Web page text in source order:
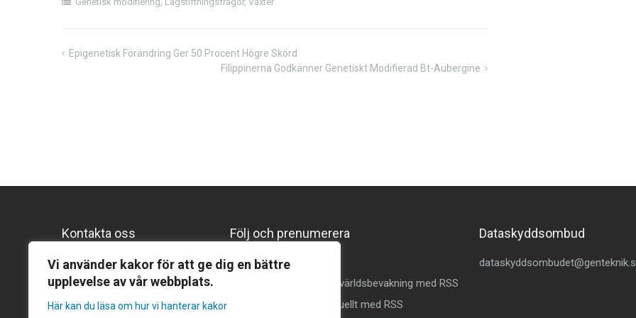
Vi använder kakor för att ge dig en bättre
upplevelse av vår webbplats.
Här kan du läsa om hur vi hanterar kakor
Inläggsnavigering
Epigenetisk Förändring Ger 50 Procent Högre Skörd
Filippinerna Godkänner Genetiskt Modifierad Bt-Aubergine
Kontakta oss
Gentekniknämnden
Box 1035, 101 38 Stockholm
Följ och prenumerera
Följ oss på Linkedin
Prenumerera på Omvärldsbevakning med RSS
Prenumerera på Aktuellt med RSS
Dataskyddsombud